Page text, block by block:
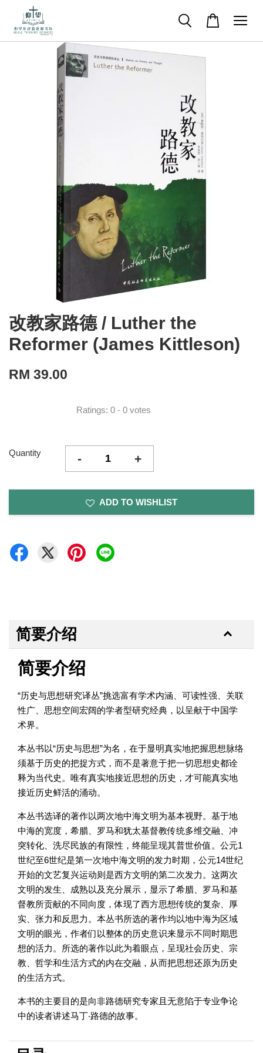
改教家路德 / Luther the
Reformer (James Kittleson)
RM 39.00
Ratings: 0 - 0 votes
Quantity - +
ADD TO WISHLIST
简要介绍
简要介绍
“历史与思想研究译丛”挑选富有学术内涵、可读性强、关联
性广、思想空间宏阔的学者型研究经典，以呈献于中国学
术界。
本丛书以“历史与思想”为名，在于显明真实地把握思想脉络
须基于历史的把捉方式，而不是著意于把一切思想史都诠
释为当代史。唯有真实地接近思想的历史，才可能真实地
接近历史鲜活的涌动。
本丛书选译的著作以两次地中海文明为基本视野。基于地
中海的宽度，希腊、罗马和犹太基督教传统多维交融、冲
突转化、洗尽民族的有限性，终能呈现其普世价值。公元1
世纪至6世纪是第一次地中海文明的发力时期，公元14世纪
开始的文艺复兴运动则是西方文明的第二次发力。这两次
文明的发生、成熟以及充分展示，显示了希腊、罗马和基
督教所贡献的不同向度，体现了西方思想传统的复杂、厚
实、张力和反思力。本丛书所选的著作均以地中海为区域
文明的眼光，作者们以整体的历史意识来显示不同时期思
想的活力。所选的著作以此为着眼点，呈现社会历史、宗
教、哲学和生活方式的内在交融，从而把思想还原为历史
的生活方式。
本书的主要目的是向非路德研究专家且无意陷于专业争论
中的读者讲述马丁‧路德的故事。